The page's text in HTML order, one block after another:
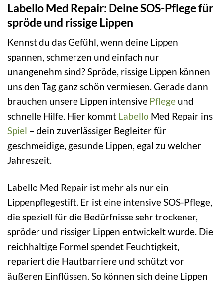
Labello Med Repair: Deine SOS-Pflege für
spröde und rissige Lippen
Kennst du das Gefühl, wenn deine Lippen
spannen, schmerzen und einfach nur
unangenehm sind? Spröde, rissige Lippen können
uns den Tag ganz schön vermiesen. Gerade dann
brauchen unsere Lippen intensive Pflege und
schnelle Hilfe. Hier kommt Labello Med Repair ins
Spiel – dein zuverlässiger Begleiter für
geschmeidige, gesunde Lippen, egal zu welcher
Jahreszeit.
Labello Med Repair ist mehr als nur ein
Lippenpflegestift. Er ist eine intensive SOS-Pflege,
die speziell für die Bedürfnisse sehr trockener,
spröder und rissiger Lippen entwickelt wurde. Die
reichhaltige Formel spendet Feuchtigkeit,
repariert die Hautbarriere und schützt vor
äußeren Einflüssen. So können sich deine Lippen